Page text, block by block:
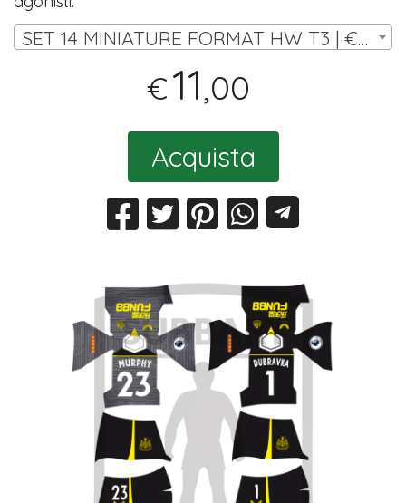
SET 14 MINIATURE FORMAT HW T3 | € 11,00
€11,00
Acquista